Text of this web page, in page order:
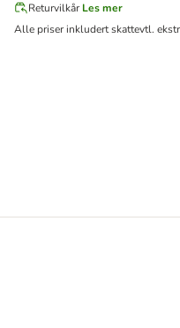
Returvilkår Les mer
Alle priser inkludert skattevtl.